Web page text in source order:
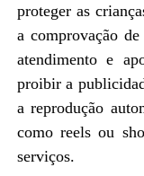
proteger as
a comprovação
atendimento e
proibir a
a reprodução
como reels ou
serviços.